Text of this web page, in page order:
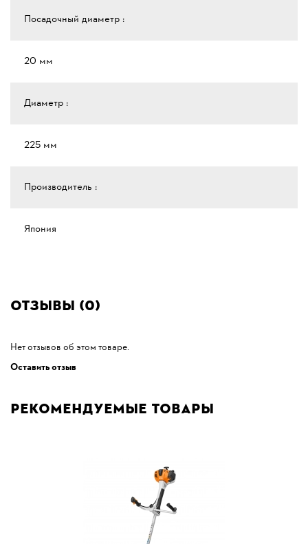
Посадочный диаметр :
20 мм
Диаметр :
225 мм
Производитель :
Япония
Отзывы (0)
Нет отзывов об этом товаре.
Оставить отзыв
Рекомендуемые товары